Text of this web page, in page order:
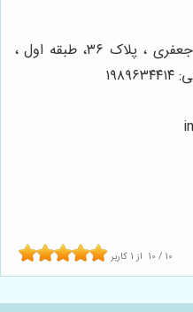
تهران ، میدان تجریش ، خیابان جعفری ، پلاک ۳۶، طبقه اول ،
10 / 10 از1 کاربر